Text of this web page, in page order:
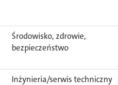
Środowisko, zdrowie,
bezpieczeństwo
Inżynieria/serwis techniczny